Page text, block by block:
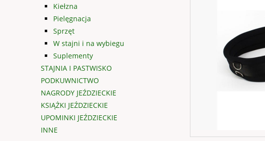
Kiełzna
Pielęgnacja
Sprzęt
W stajni i na wybiegu
Suplementy
STAJNIA I PASTWISKO
PODKUWNICTWO
NAGRODY JEŹDZIECKIE
KSIĄŻKI JEŹDZIECKIE
UPOMINKI JEŹDZIECKIE
INNE